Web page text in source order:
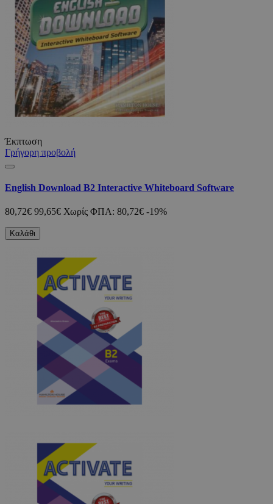
Έκπτωση
Γρήγορη προβολή
English Download B2 Interactive Whiteboard Software
80,72€ 99,65€ Χωρίς ΦΠΑ: 80,72€ -19%
Καλάθι